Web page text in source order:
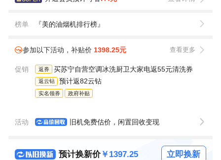
榜单 『美的油烟机排行榜』
参加以下活动，补贴价 1398.25元 查看更多
促销 返券 买苏宁自营空调冰洗厨卫大家电返55元清洗券
返云钻 预计返82云钻
实名领券 政府补贴
活动 旧机免费估价，闲置回收变现
预计换新价￥1397.25 立即换新